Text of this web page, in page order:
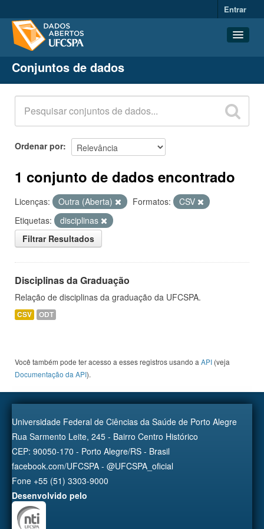
Entrar
Conjuntos de dados
Organizações
Grupos
Sobre
Conjuntos de dados
Ordenar por
1 conjunto de dados encontrado
Licenças: Outra (Aberta) Formatos:
CSV
Etiquetas:
disciplinas
Filtrar Resultados
Disciplinas da Graduação
Relação de disciplinas da graduação da UFCSPA.
CSV ODT
Você também pode ter acesso a esses registros usando a API (veja
Documentação da API).
Universidade Federal de Ciências da Saúde de Porto Alegre
Rua Sarmento Leite, 245 - Bairro Centro Histórico
CEP: 90050-170 - Porto Alegre/RS - Brasil
facebook.com/UFCSPA - @UFCSPA_oficial
Fone +55 (51) 3303-9000
Desenvolvido pelo